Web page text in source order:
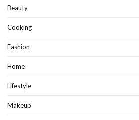
Beauty
Cooking
Fashion
Home
Lifestyle
Makeup